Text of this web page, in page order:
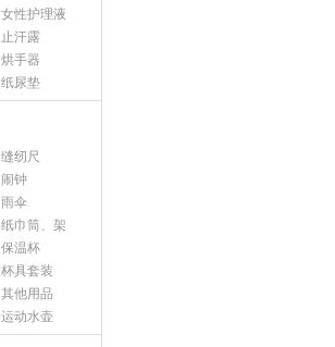
女性护理液
止汗露
烘手器
纸尿垫
缝纫尺
闹钟
雨伞
纸巾筒、架
保温杯
杯具套装
其他用品
运动水壶